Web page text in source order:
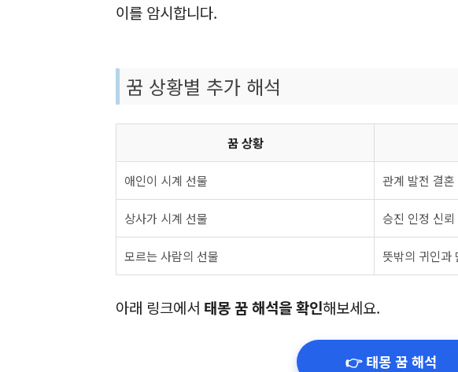
이를 암시합니다.
꿈 상황별 추가 해석
꿈 상황
애인이 시계 선물 관계 발전 결혼
상사가 시계 선물 승진 인정 신
모르는 사람의 선물 뜻밖의 귀인과
아래 링크에서 태몽 꿈 해석을 확인해보세요.
👉 태몽 꿈 해석